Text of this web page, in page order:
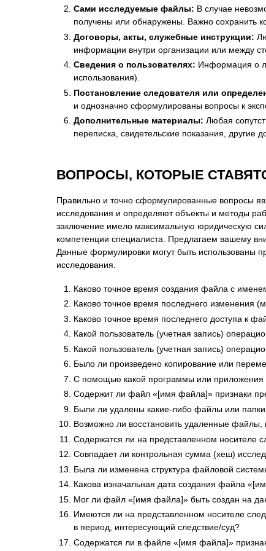
Сами исследуемые файлы: В случае
получены или обнаружены. Важно сохранить
Договоры, акты, служебные инструкции:
информации внутри организации или между
Сведения о пользователях: Информация о
использования).
Постановление следователя или
и однозначно сформулированы вопросы к
Дополнительные материалы: Любая
переписка, свидетельские показания,
ВОПРОСЫ, КОТОРЫЕ
Правильно и точно сформулированные вопросы
исследования и определяют объекты и методы
заключение имело максимальную юридическую
компетенции специалиста. Предлагаем вашему
Данные формулировки могут быть использованы
исследования.
Каково точное время создания файла с
Каково точное время последнего
Каково точное время последнего доступа к
Какой пользователь (учетная запись)
Какой пользователь (учетная запись)
Было ли произведено копирование или
С помощью какой программы или
Содержит ли файл «[имя файла]» признаки
Были ли удалены какие-либо файлы или
Возможно ли восстановить удаленные
Содержатся ли на представленном
Совпадает ли контрольная сумма (хеш)
Была ли изменена структура файловой
Какова изначальная дата создания файла
Мог ли файл «[имя файла]» быть создан на
Имеются ли на представленном носителе
в период, интересующий следствие/суд?
Содержатся ли в файле «[имя файла]»